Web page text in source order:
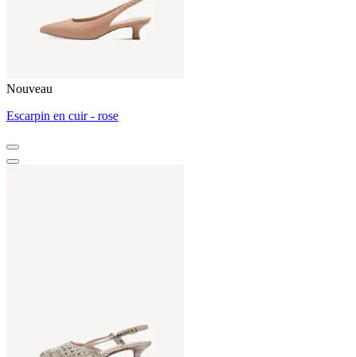
Nouveau
Escarpin en cuir - rose